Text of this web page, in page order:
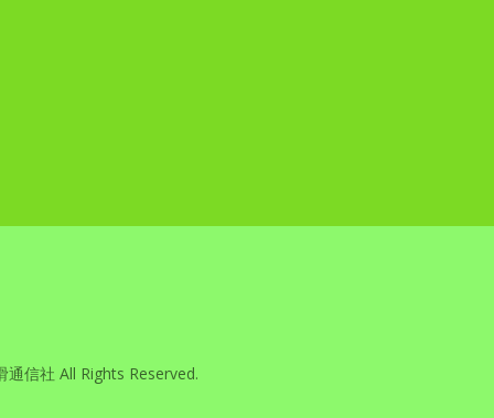
信社 All Rights Reserved.